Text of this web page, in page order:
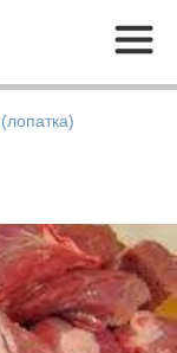
Меню